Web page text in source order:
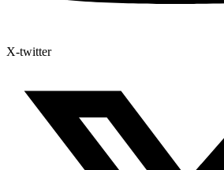
X-twitter